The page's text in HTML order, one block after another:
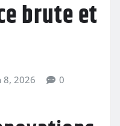
brute et
8, 2026 0